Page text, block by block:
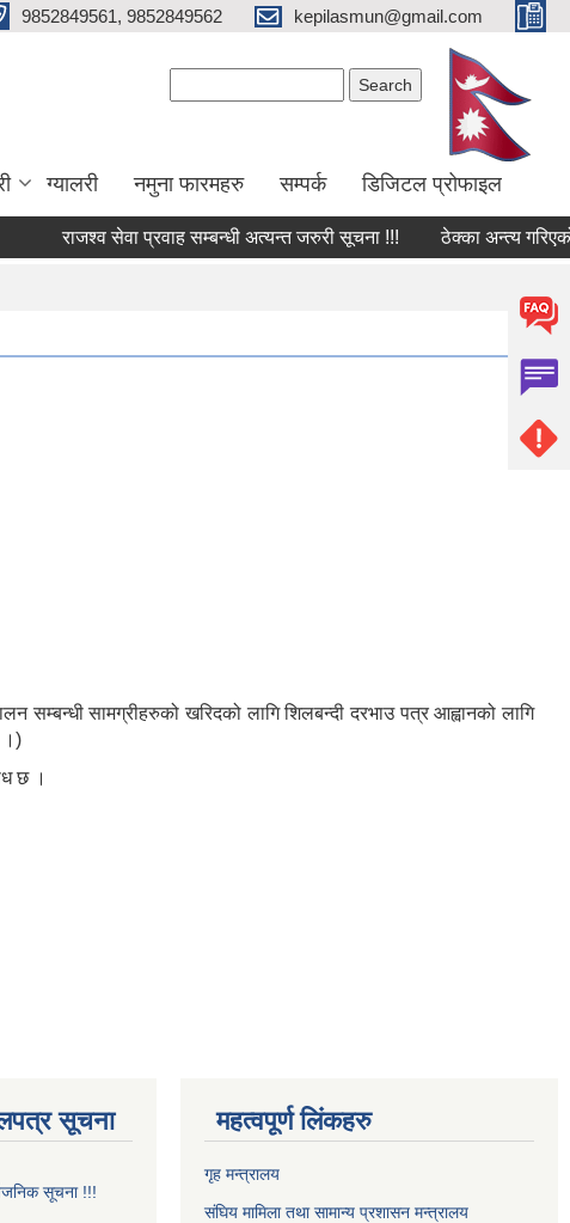
9852849561, 9852849562 kepilasmun@gmail.com
ग्यालरी नमुना फारमहरु सम्पर्क डिजिटल प्रोफाइल
राजश्व सेवा प्रवाह सम्बन्धी अत्यन्त जरुरी सूचना !!! ठेक्का अन्त्य गरिएको
सम्बन्धी सामग्रीहरुको खरिदको लागि शिलबन्दी दरभाउ पत्र आह्वानको लागि
।)
छ ।
सूचना
सूचना !!!
महत्वपूर्ण लिंकहरु
गृह मन्त्रालय
संघिय मामिला तथा सामान्य प्रशासन मन्त्रालय